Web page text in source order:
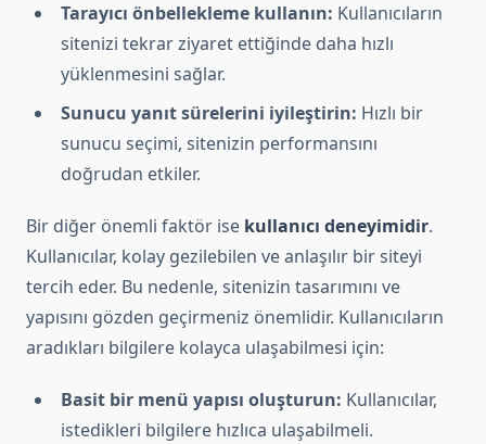
Tarayıcı önbellekleme kullanın: Kullanıcıların
sitenizi tekrar ziyaret ettiğinde daha hızlı
yüklenmesini sağlar.
Sunucu yanıt sürelerini iyileştirin: Hızlı bir
sunucu seçimi, sitenizin performansını
doğrudan etkiler.
Bir diğer önemli faktör ise kullanıcı deneyimidir.
Kullanıcılar, kolay gezilebilen ve anlaşılır bir siteyi
tercih eder. Bu nedenle, sitenizin tasarımını ve
yapısını gözden geçirmeniz önemlidir. Kullanıcıların
aradıkları bilgilere kolayca ulaşabilmesi için:
Basit bir menü yapısı oluşturun: Kullanıcılar,
istedikleri bilgilere hızlıca ulaşabilmeli.